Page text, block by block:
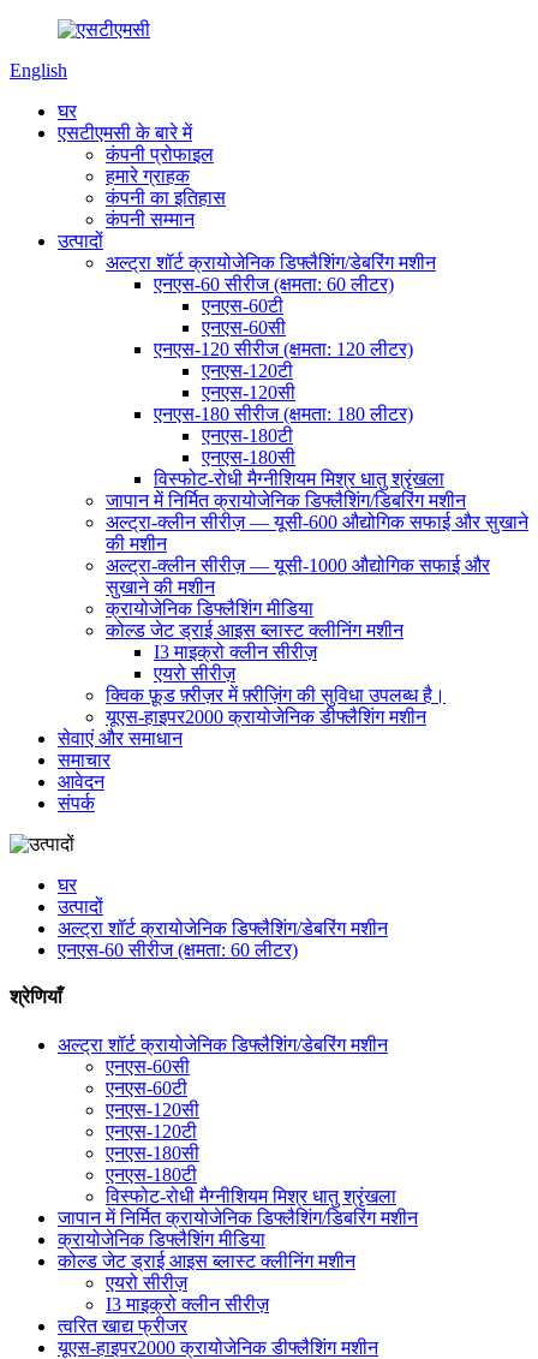
English
घर
एसटीएमसी के बारे में
कंपनी प्रोफाइल
हमारे ग्राहक
कंपनी का इतिहास
कंपनी सम्मान
उत्पादों
अल्ट्रा शॉर्ट क्रायोजेनिक डिफ्लैशिंग/डेबरिंग मशीन
एनएस-60 सीरीज (क्षमता: 60 लीटर)
एनएस-60टी
एनएस-60सी
एनएस-120 सीरीज (क्षमता: 120 लीटर)
एनएस-120टी
एनएस-120सी
एनएस-180 सीरीज (क्षमता: 180 लीटर)
एनएस-180टी
एनएस-180सी
विस्फोट-रोधी मैग्नीशियम मिश्र धातु श्रृंखला
जापान में निर्मित क्रायोजेनिक डिफ्लैशिंग/डिबरिंग मशीन
अल्ट्रा-क्लीन सीरीज़ — यूसी-600 औद्योगिक सफाई और सुखाने
की मशीन
अल्ट्रा-क्लीन सीरीज़ — यूसी-1000 औद्योगिक सफाई और
सुखाने की मशीन
क्रायोजेनिक डिफ्लैशिंग मीडिया
कोल्ड जेट ड्राई आइस ब्लास्ट क्लीनिंग मशीन
I3 माइक्रो क्लीन सीरीज़
एयरो सीरीज़
क्विक फ़ूड फ़्रीज़र में फ़्रीज़िंग की सुविधा उपलब्ध है।
यूएस-हाइपर2000 क्रायोजेनिक डीफ्लैशिंग मशीन
सेवाएं और समाधान
समाचार
आवेदन
संपर्क
घर
उत्पादों
अल्ट्रा शॉर्ट क्रायोजेनिक डिफ्लैशिंग/डेबरिंग मशीन
एनएस-60 सीरीज (क्षमता: 60 लीटर)
श्रेणियाँ
अल्ट्रा शॉर्ट क्रायोजेनिक डिफ्लैशिंग/डेबरिंग मशीन
एनएस-60सी
एनएस-60टी
एनएस-120सी
एनएस-120टी
एनएस-180सी
एनएस-180टी
विस्फोट-रोधी मैग्नीशियम मिश्र धातु श्रृंखला
जापान में निर्मित क्रायोजेनिक डिफ्लैशिंग/डिबरिंग मशीन
क्रायोजेनिक डिफ्लैशिंग मीडिया
कोल्ड जेट ड्राई आइस ब्लास्ट क्लीनिंग मशीन
एयरो सीरीज़
I3 माइक्रो क्लीन सीरीज़
त्वरित खाद्य फ्रीजर
यूएस-हाइपर2000 क्रायोजेनिक डीफ्लैशिंग मशीन